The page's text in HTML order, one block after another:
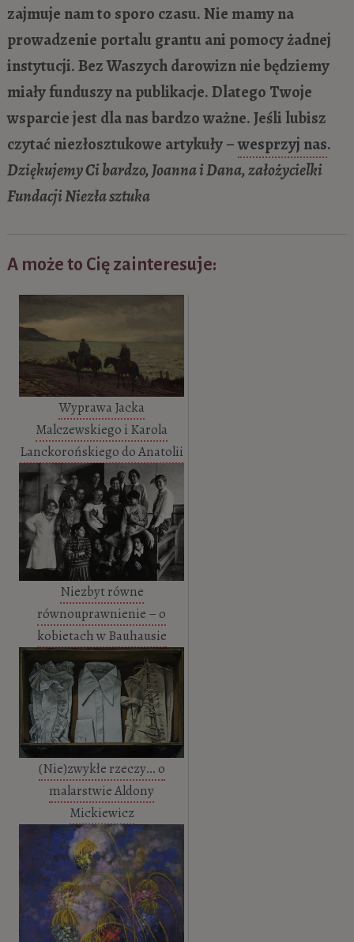
zajmuje nam to sporo czasu. Nie mamy na
prowadzenie portalu grantu ani pomocy żadnej
instytucji. Bez Waszych darowizn nie będziemy
miały funduszy na publikacje. Dlatego Twoje
wsparcie jest dla nas bardzo ważne. Jeśli lubisz
czytać niezłosztukowe artykuły –wesprzyj nas.
Dziękujemy Ci bardzo, Joanna i Dana, założycielki
Fundacji Niezła sztuka
A może to Cię zainteresuje:
Wyprawa Jacka
Malczewskiego i Karola
Lanckorońskiego do Anatolii
Niezbyt równe
równouprawnienie – o
kobietach w Bauhausie
(Nie)zwykłe rzeczy… o
malarstwie Aldony
Mickiewicz